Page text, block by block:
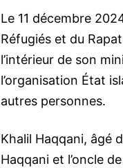
Le 11 décembre
Réfugiés et du
l’intérieur de son
l’organisation État
autres personnes.
Khalil Haqqani, âgé
Haqqani et l’oncle